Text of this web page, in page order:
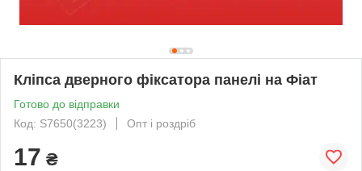
Кліпса дверного фіксатора панелі на Фіат
Готово до відправки
Код: S7650(3223)
Опт і роздріб
17 ₴